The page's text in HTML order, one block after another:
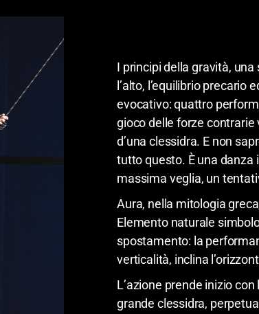
soon!
I principi della gravità,
l’alto, l’equilibrio precario
evocativo: quattro
gioco delle forze contrarie
d’una clessidra. E non
tutto questo. È una danza
massima veglia, un
Aura, nella mitologia
Elemento naturale
spostamento: la
verticalità, inclina
L’azione prende inizio
grande clessidra,